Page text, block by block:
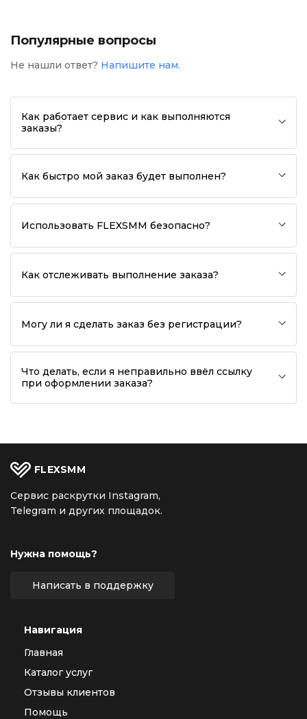
Популярные вопросы
Не нашли ответ? Напишите нам.
Как работает сервис и как выполняются
заказы?
Как быстро мой заказ будет выполнен?
Использовать FLEXSMM безопасно?
Как отслеживать выполнение заказа?
Могу ли я сделать заказ без регистрации?
Что делать, если я неправильно ввёл ссылку
при оформлении заказа?
FLEXSMM
Сервис раскрутки Instagram,
Telegram и других площадок.
Нужна помощь?
Написать в поддержку
Навигация
Главная
Каталог услуг
Отзывы клиентов
Помощь